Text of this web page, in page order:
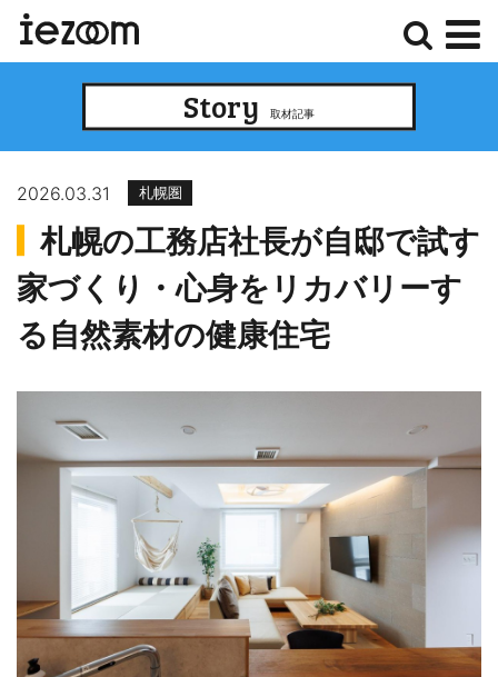
ュ
Story 取材記事
2026.03.31 札幌圏
札幌の工務店社長が自邸で試す
家づくり・心身をリカバリーす
る自然素材の健康住宅